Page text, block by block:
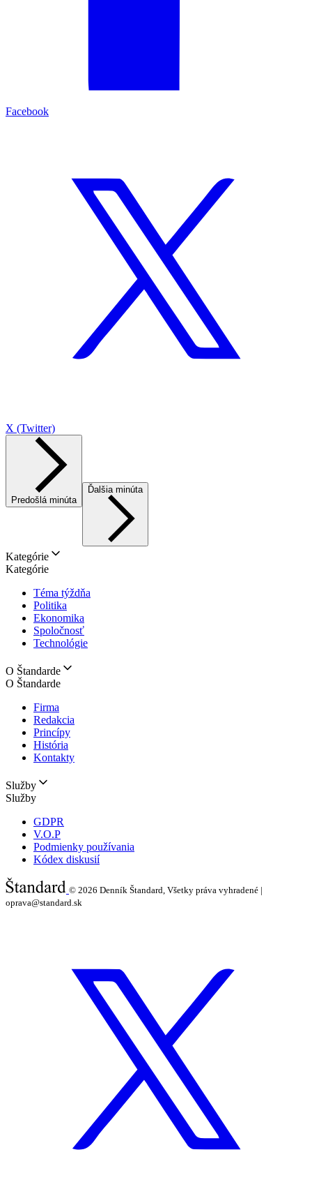
Facebook
X (Twitter)
Predošlá minúta
Ďalšia minúta
Kategórie
Kategórie
Téma týždňa
Politika
Ekonomika
Spoločnosť
Technológie
O Štandarde
O Štandarde
Firma
Redakcia
Princípy
História
Kontakty
Služby
Služby
GDPR
V.O.P
Podmienky používania
Kódex diskusií
© 2026 Denník Štandard, Všetky práva vyhradené |
oprava@standard.sk